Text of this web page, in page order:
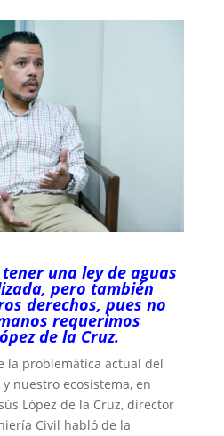
una ley de aguas
pero también
derechos, pues no
requerimos
de la Cruz.
la problemática actual del
nuestro ecosistema, en
López de la Cruz, director
Civil habló de la